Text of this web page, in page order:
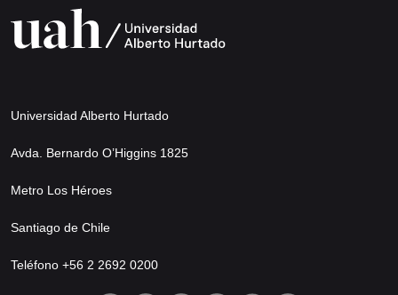
Universidad Alberto Hurtado
Avda. Bernardo O’Higgins 1825
Metro Los Héroes
Santiago de Chile
Teléfono +56 2 2692 0200